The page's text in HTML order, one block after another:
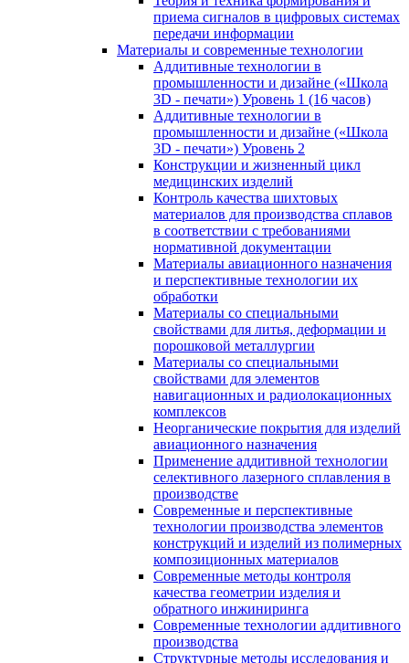
приема сигналов в цифровых системах
передачи информации
Материалы и современные технологии
Аддитивные технологии в
промышленности и дизайне («Школа
3D - печати») Уровень 1 (16 часов)
Аддитивные технологии в
промышленности и дизайне («Школа
3D - печати») Уровень 2
Конструкции и жизненный цикл
медицинских изделий
Контроль качества шихтовых
материалов для производства сплавов
в соответствии с требованиями
нормативной документации
Материалы авиационного назначения
и перспективные технологии их
обработки
Материалы со специальными
свойствами для литья, деформации и
порошковой металлургии
Материалы со специальными
свойствами для элементов
навигационных и радиолокационных
комплексов
Неорганические покрытия для изделий
авиационного назначения
Применение аддитивной технологии
селективного лазерного сплавления в
производстве
Современные и перспективные
технологии производства элементов
конструкций и изделий из полимерных
композиционных материалов
Современные методы контроля
качества геометрии изделия и
обратного инжиниринга
Современные технологии аддитивного
производства
Структурные методы исследования и